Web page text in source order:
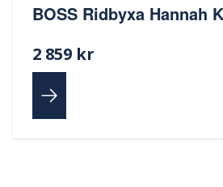
BOSS Ridbyxa Hannah
2 859 kr